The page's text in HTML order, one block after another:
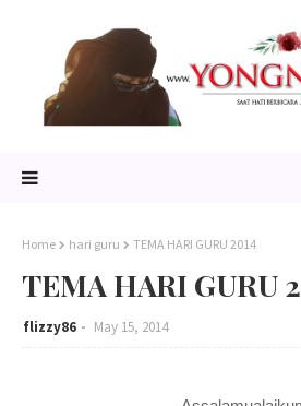
Home hari guru TEMA HARI GURU 2014
TEMA HARI GURU
flizzy86 May 15, 2014